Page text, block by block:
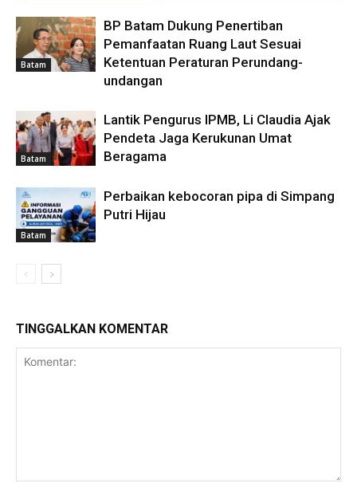
Batam
BP Batam Dukung Penertiban
Pemanfaatan Ruang Laut Sesuai
Ketentuan Peraturan Perundang-
undangan
Batam
Lantik Pengurus IPMB, Li Claudia Ajak
Pendeta Jaga Kerukunan Umat
Beragama
Batam
Perbaikan kebocoran pipa di Simpang
Putri Hijau
TINGGALKAN KOMENTAR